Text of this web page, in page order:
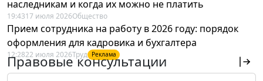
наследникам и когда их можно не платить
19:4317 июля 2026Общество
Прием сотрудника на работу в 2026 году: порядок
оформления для кадровика и бухгалтера
12:2822 июля 2026Труд Реклама
Правовые консультации